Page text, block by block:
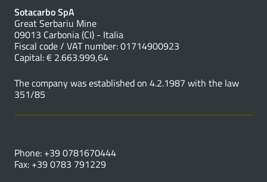
Sotacarbo SpA
Great Serbariu Mine
09013 Carbonia (CI) - Italia
Fiscal code / VAT number: 01714900923
Capital: € 2.663.999,64
The company was established on 4.2.1987 with the law
351/85
Phone: +39 0781670444
Fax: +39 0783 791229